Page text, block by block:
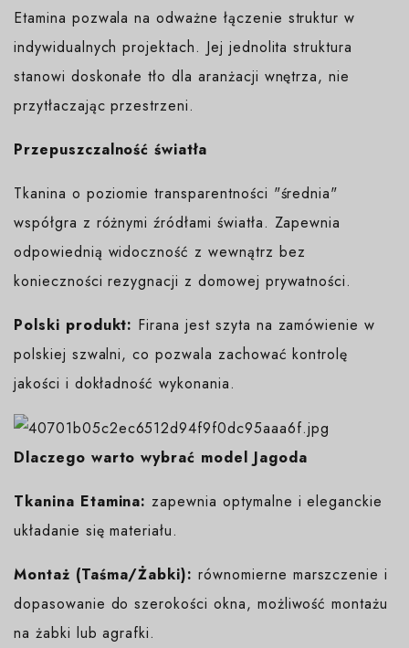
Etamina pozwala na odważne łączenie struktur w
indywidualnych projektach. Jej jednolita struktura
stanowi doskonałe tło dla aranżacji wnętrza, nie
przytłaczając przestrzeni.
Przepuszczalność światła
Tkanina o poziomie transparentności "średnia"
współgra z różnymi źródłami światła. Zapewnia
odpowiednią widoczność z wewnątrz bez
konieczności rezygnacji z domowej prywatności.
Polski produkt: Firana jest szyta na zamówienie w
polskiej szwalni, co pozwala zachować kontrolę
jakości i dokładność wykonania.
Dlaczego warto wybrać model Jagoda
Tkanina Etamina: zapewnia optymalne i eleganckie
układanie się materiału.
Montaż (Taśma/Żabki): równomierne marszczenie i
dopasowanie do szerokości okna, możliwość montażu
na żabki lub agrafki.